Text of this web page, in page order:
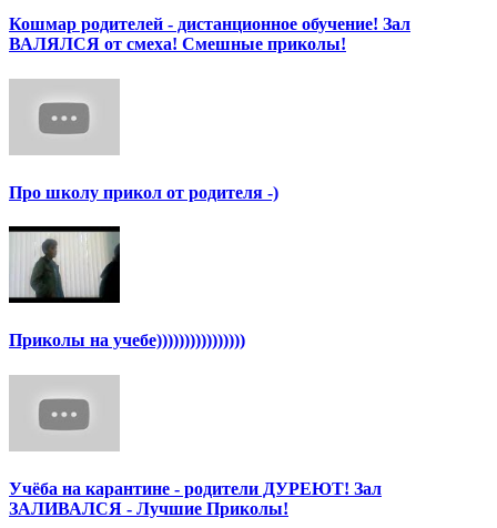
Кошмар родителей - дистанционное обучение! Зал
ВАЛЯЛСЯ от смеха! Смешные приколы!
Про школу прикол от родителя -)
Приколы на учебе))))))))))))))))
Учёба на карантине - родители ДУРЕЮТ! Зал
ЗАЛИВАЛСЯ - Лучшие Приколы!